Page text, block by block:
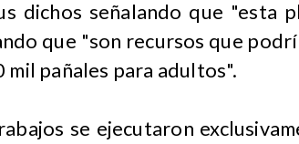
dichos señalando que "esta
que "son recursos que
mil pañales para adultos".
se ejecutaron